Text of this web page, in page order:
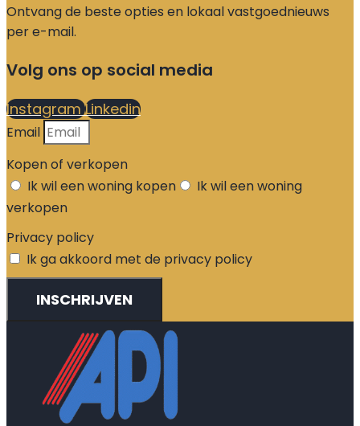
Ontvang de beste opties en lokaal vastgoednieuws
per e-mail.
Volg ons op social media
Instagram Linkedin
Email
Kopen of verkopen
Ik wil een woning kopen
Ik wil een woning
verkopen
Privacy policy
Ik ga akkoord met de privacy policy
INSCHRIJVEN